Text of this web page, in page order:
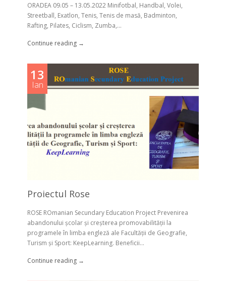
ORADEA 09.05 – 13.05.2022 Minifotbal, Handbal, Volei,
Streetball, Exatlon, Tenis, Tenis de masă, Badminton,
Rafting, Pilates, Ciclism, Zumba,...
Continue reading →
13
Ian
Proiectul Rose
ROSE ROmanian Secundary Education Project Prevenirea
abandonului școlar și creșterea promovabilității la
programele în limba engleză ale Facultății de Geografie,
Turism și Sport: KeepLearning. Beneficii...
Continue reading →